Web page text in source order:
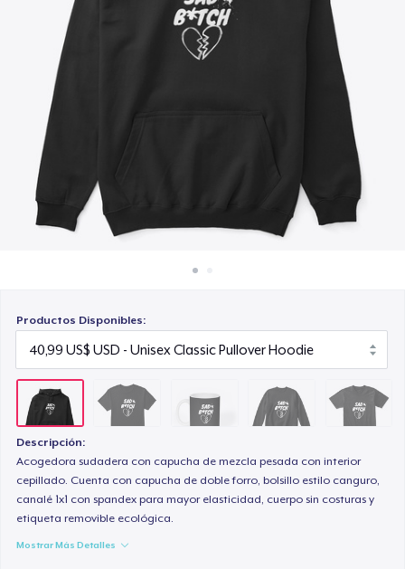
Venda en todas partes
Productos Disponibles:
Descripción:
Acogedora sudadera con capucha de mezcla pesada con interior
cepillado. Cuenta con capucha de doble forro, bolsillo estilo canguro,
canalé 1x1 con spandex para mayor elasticidad, cuerpo sin costuras y
etiqueta removible ecológica.
Mostrar Más Detalles